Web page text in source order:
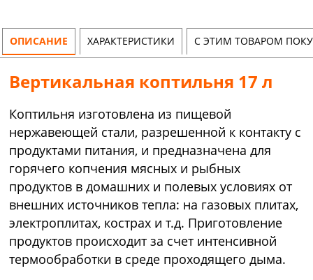
ОПИСАНИЕ ХАРАКТЕРИСТИКИ С ЭТИМ ТОВАРОМ
Вертикальная коптильня 17 л
Коптильня изготовлена из пищевой
нержавеющей стали, разрешенной к контакту с
продуктами питания, и предназначена для
горячего копчения мясных и рыбных
продуктов в домашних и полевых условиях от
внешних источников тепла: на газовых плитах,
электроплитах, кострах и т.д. Приготовление
продуктов происходит за счет интенсивной
термообработки в среде проходящего дыма.